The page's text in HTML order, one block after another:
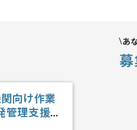
あ
向け作業
管理支援の